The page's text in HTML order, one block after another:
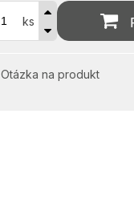
ks
Otázka na produkt